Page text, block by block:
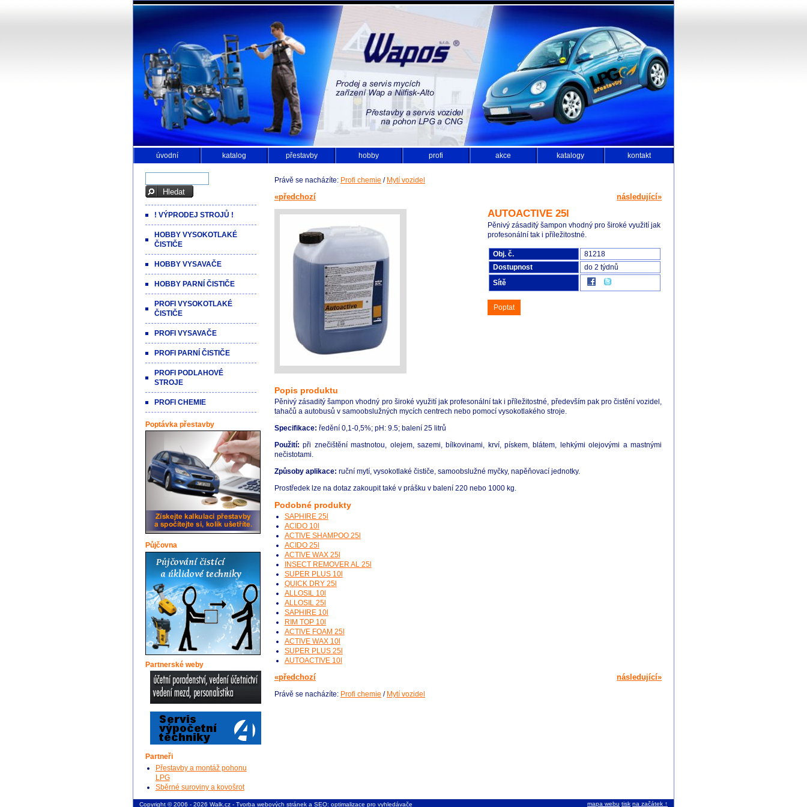
úvodní katalog přestavby hobby profi akce katalogy kontakt
Právě se nacházíte: Profi chemie / Mytí vozidel
«předchozí následující»
AUTOACTIVE 25l
Pěnivý zásaditý šampon vhodný pro široké využití jak
profesonální tak i příležitostné.
Obj. č.
81218
Dostupnost
do 2 týdnů
Sítě
Poptat
Popis produktu
Pěnivý zásaditý šampon vhodný pro široké využití jak profesonální tak i příležitostné, především pakpro čistění vozidel,
tahačů a autobusů v samoobslužných mycích centrech nebo pomocí vysokotlakého stroje.
Specifikace: ředění 0,1-0,5%; pH: 9.5; balení 25 litrů
Použití: při znečištění mastnotou, olejem, sazemi, bílkovinami, krví, pískem, blátem, lehkými olejovými a mastnými
nečistotami.
Způsoby aplikace: ruční mytí, vysokotlaké čističe, samoobslužné myčky, napěňovací jednotky.
Prostředek lze na dotaz zakoupit také v prášku v balení 220 nebo 1000 kg.
Podobné produkty
SAPHIRE 25l
ACIDO 10l
ACTIVE SHAMPOO 25l
ACIDO 25l
ACTIVE WAX 25l
INSECT REMOVER AL 25l
SUPER PLUS 10l
QUICK DRY 25l
ALLOSIL 10l
ALLOSIL 25l
SAPHIRE 10l
RIM TOP 10l
ACTIVE FOAM 25l
ACTIVE WAX 10l
SUPER PLUS 25l
AUTOACTIVE 10l
«předchozí následující»
Právě se nacházíte: Profi chemie / Mytí vozidel
! VÝPRODEJ STROJŮ !
HOBBY VYSOKOTLAKÉ
ČISTIČE
HOBBY VYSAVAČE
HOBBY PARNÍ ČISTIČE
PROFI VYSOKOTLAKÉ
ČISTIČE
PROFI VYSAVAČE
PROFI PARNÍ ČISTIČE
PROFI PODLAHOVÉ
STROJE
PROFI CHEMIE
Poptávka přestavby
Půjčovna
Partnerské weby
Partneři
Přestavby a montáž pohonu
LPG
Sběrné suroviny a kovošrot
mapa webu tisk na začátek ↑
Copyright © 2006 - 2026 Walk.cz - Tvorba webových stránek a SEO: optimalizace pro vyhledávače